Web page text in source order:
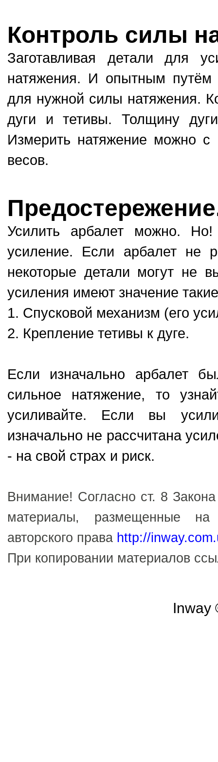
Контроль силы
Заготавливая детали для
натяжения. И опытным путём
для нужной силы натяжения.
дуги и тетивы. Толщину
Измерить натяжение можно
весов.
Усилить арбалет можно.
усиление. Если арбалет не
некоторые детали могут не
усиления имеют значение
1. Спусковой механизм (его
2. Крепление тетивы к дуге.
Если изначально арбалет
сильное натяжение, то
усиливайте. Если вы
изначально не рассчитана
- на свой страх и риск.
Внимание! Согласно ст. 8
материалы, размещенные
авторского права http://
При копировании материалов
Inway